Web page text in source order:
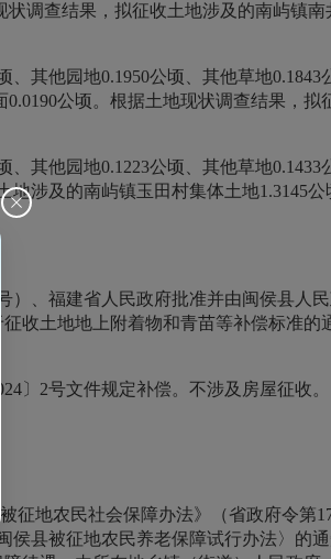
状调查结果，拟征收土地涉及的南屿镇南
其他园地0.1950公顷、其他草地0.1843
0.0190公顷。根据土地现状调查结果，拟
其他园地0.1223公顷、其他草地0.1433
地涉及的南屿镇玉田村集体土地1.3145
）、福建省人民政府批准并由闽侯县人
收土地地上附着物和青苗等补偿标准的
〕2号文件规定补偿。不涉及房屋征收。
征地农民社会保障办法》（省政府令第
侯县被征地农民养老保障试行办法〉的